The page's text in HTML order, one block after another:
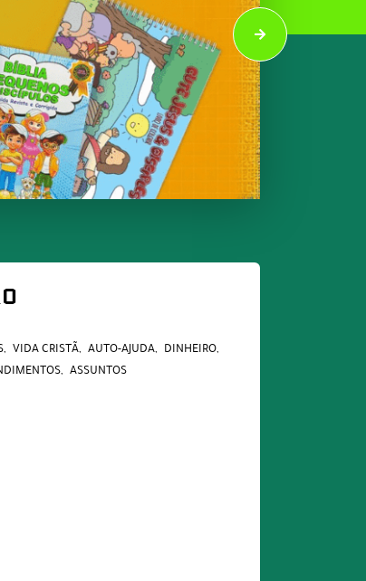
VIDA CRISTÃ AUTO-AJUDA DINHEIRO,
ASSUNTOS